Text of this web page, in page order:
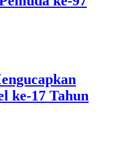
ke-17 Tahun